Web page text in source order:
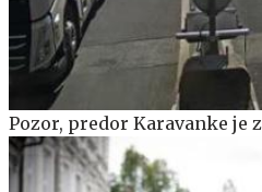
Pozor, predor Karavanke je